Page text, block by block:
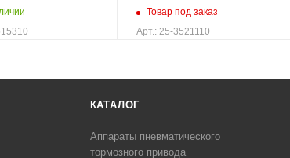
Товар под заказ
Арт.: 25-3521110
КАТАЛОГ
Аппараты пневматического
тормозного привода